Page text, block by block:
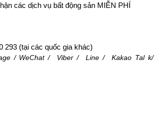
các dịch vụ bất động sản MIỄN PHÍ
293 (tại các quốc gia khác)
/ WeChat/ Viber/ Line/ Kakao Tal k/